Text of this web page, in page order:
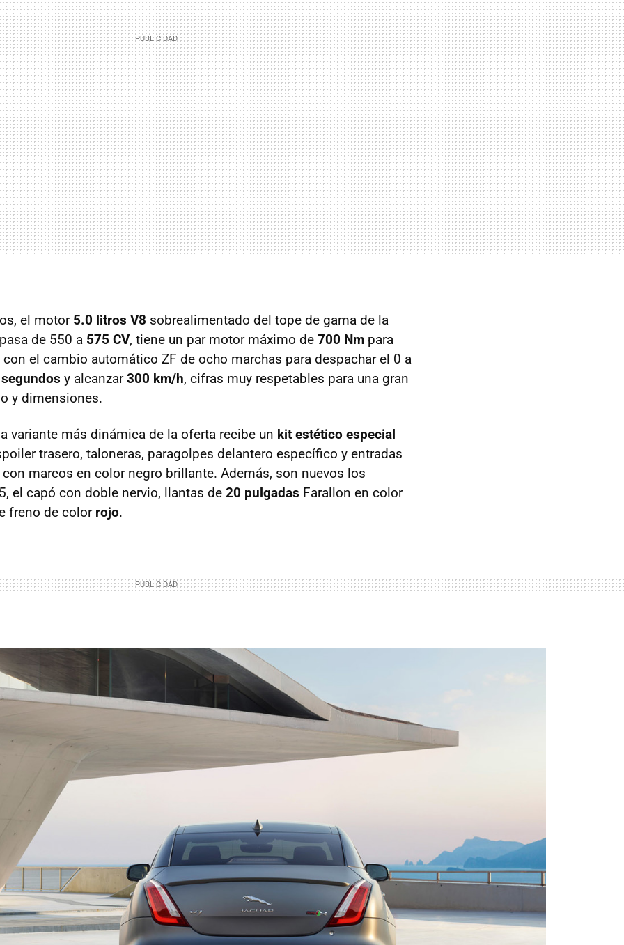
el motor 5.0 litros V8 sobrealimentado del tope de gama de la
de 550 a 575 CV, tiene un par motor máximo de 700 Nm para
el cambio automático ZF de ocho marchas para despachar el 0 a
y alcanzar300 km/h, cifras muy respetables para una gran
y dimensiones.
variante más dinámica de la oferta recibe un kit estético especial
trasero, taloneras, paragolpes delantero específico y entradas
marcos en color negro brillante. Además, son nuevos los
el capó con doble nervio, llantas de 20 pulgadas Farallon en color
freno de color rojo.